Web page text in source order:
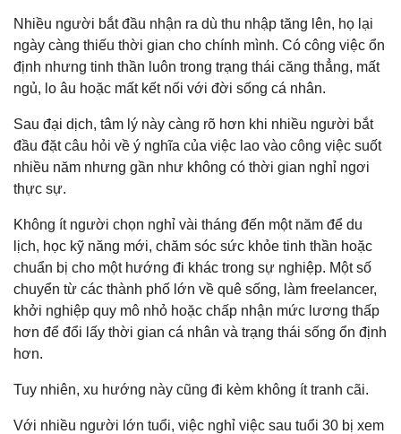
Nhiều người bắt đầu nhận ra dù thu nhập tăng lên, họ lại
ngày càng thiếu thời gian cho chính mình. Có công việc ổn
định nhưng tinh thần luôn trong trạng thái căng thẳng, mất
ngủ, lo âu hoặc mất kết nối với đời sống cá nhân.
Sau đại dịch, tâm lý này càng rõ hơn khi nhiều người bắt
đầu đặt câu hỏi về ý nghĩa của việc lao vào công việc suốt
nhiều năm nhưng gần như không có thời gian nghỉ ngơi
thực sự.
Không ít người chọn nghỉ vài tháng đến một năm để du
lịch, học kỹ năng mới, chăm sóc sức khỏe tinh thần hoặc
chuẩn bị cho một hướng đi khác trong sự nghiệp. Một số
chuyển từ các thành phố lớn về quê sống, làm freelancer,
khởi nghiệp quy mô nhỏ hoặc chấp nhận mức lương thấp
hơn để đổi lấy thời gian cá nhân và trạng thái sống ổn định
hơn.
Tuy nhiên, xu hướng này cũng đi kèm không ít tranh cãi.
Với nhiều người lớn tuổi, việc nghỉ việc sau tuổi 30 bị xem